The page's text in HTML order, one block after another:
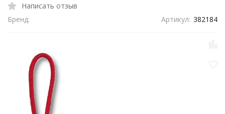
Написать отзыв
Бренд:
Артикул: 382184